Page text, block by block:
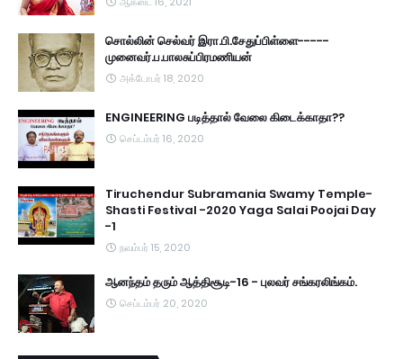
சொல்லின் செல்வர் இரா.பி.சேதுப்பிள்ளை-----
முனைவர்.ப.பாலசுப்பிரமணியன்
அக்டோபர் 18, 2020
ENGINEERING படித்தால் வேலை கிடைக்காதா??
செப்டம்பர் 16, 2020
Tiruchendur Subramania Swamy Temple-
Shasti Festival -2020 Yaga Salai Poojai Day
-1
நவம்பர் 15, 2020
ஆனந்தம் தரும் ஆத்திசூடி-16 - புலவர் சங்கரலிங்கம்.
செப்டம்பர் 20, 2020